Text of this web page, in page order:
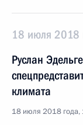
18 июля 2018
Руслан
климата
18 июля 2018 года,